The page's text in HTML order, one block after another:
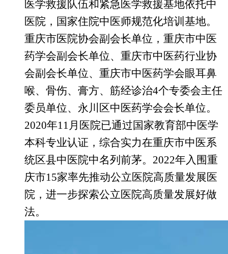
医学救援队伍和紧急医学救援基地依托中
医院，国家住院中医师规范化培训基地。
重庆市医院协会副会长单位，重庆市中医
药学会副会长单位、重庆市中医药行业协
会副会长单位、重庆市中医药学会眼耳鼻
喉、骨伤、膏方、筋经诊治4个专委会主任
委员单位、永川区中医药学会会长单位。
2020年11月医院已通过国家教育部中医学
本科专业认证，综合实力在重庆市中医系
统区县中医院中名列前茅。2022年入围重
庆市15家率先推动公立医院高质量发展医
院 ，进一步探索公立医院高质量发展好做
法。